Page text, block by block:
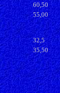
60,50
55,00
32,5
35,50